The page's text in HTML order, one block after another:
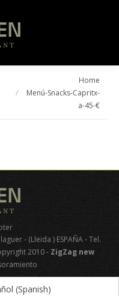
Home
Menú-Snacks-Capritx-
a-45-€
- (Lleida ) ESPAÑA - Tel.
2010 -ZigZag new
(Spanish)